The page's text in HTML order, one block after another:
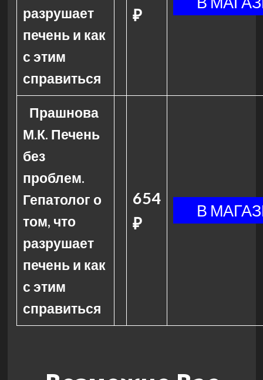
разрушает
печень и как
с этим
справиться
₽
Прашнова
М.К. Печень
без
проблем.
Гепатолог о
том, что
разрушает
печень и как
с этим
справиться
654
₽